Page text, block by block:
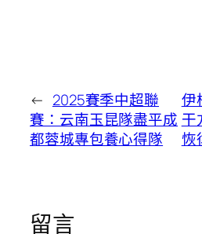
← 2025賽季中超聯
賽：云南玉昆隊盡平成
都蓉城專包養心得隊
伊
干
恢
留言